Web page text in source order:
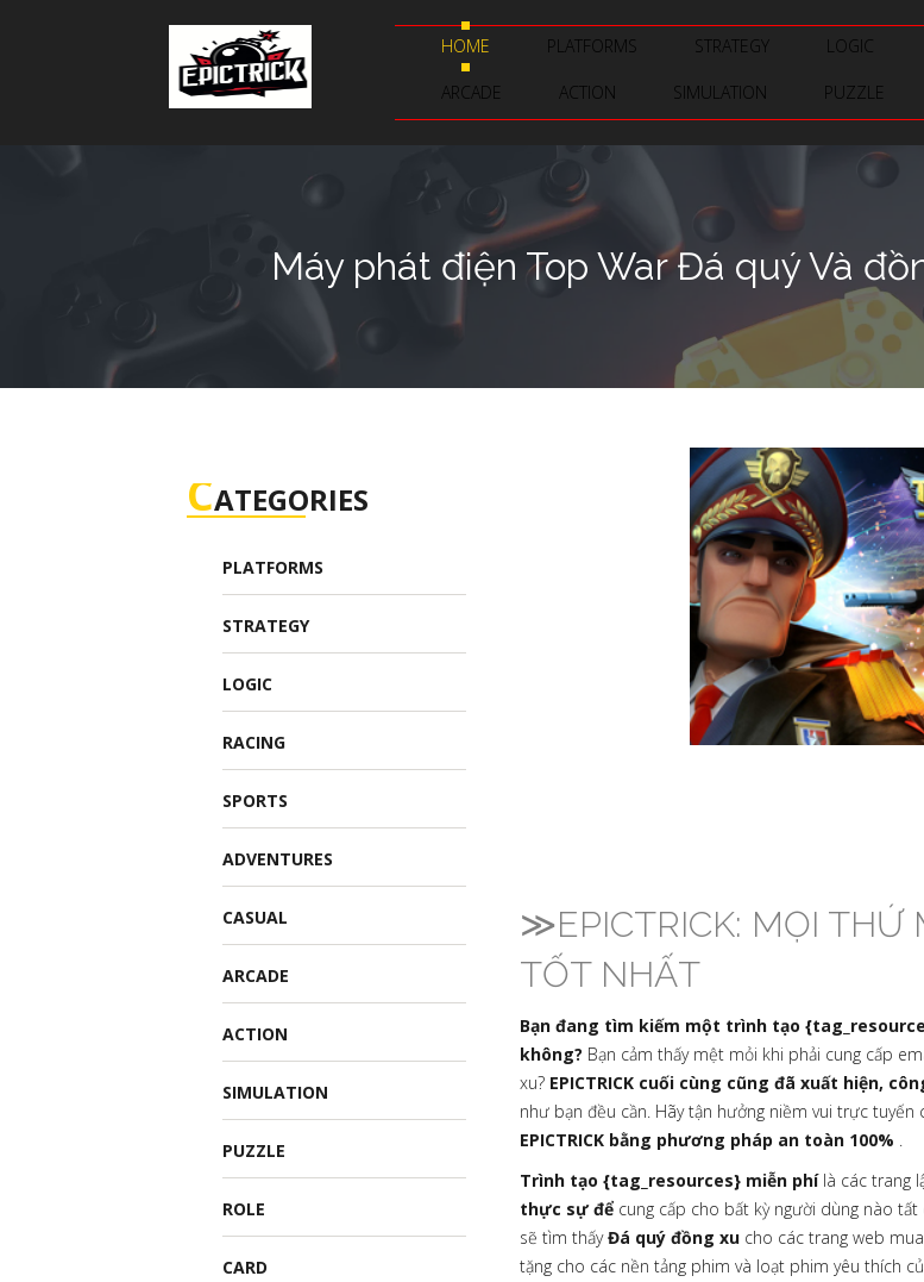
HOME PLATFORMS STRATEGY LOGIC
ARCADE ACTION SIMULATION PUZZLE
Máy phát điện Top War Đá quý Và
CATEGORIES
PLATFORMS
STRATEGY
LOGIC
RACING
SPORTS
ADVENTURES
CASUAL
ARCADE
ACTION
SIMULATION
PUZZLE
ROLE
CARD
≫EPICTRICK: MỌI THỨ
TỐT NHẤT
Bạn đang tìm kiếm một trình tạo
không? Bạn cảm thấy mệt mỏi khi phải cung cấp
xu? EPICTRICK cuối cùng cũng đã xuất hiện,
như bạn đều cần. Hãy tận hưởng niềm vui trực tuyến
EPICTRICK bằng phương pháp an toàn 100% .
Trình tạo {tag_resources} miễn phílà các trang
thực sự để cung cấp cho bất kỳ người dùng nào tất
sẽ tìm thấyĐá quý đồng xu cho các trang web
tặng cho các nền tảng phim và loạt phim yêu thích